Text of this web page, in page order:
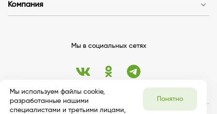
Компания
Мы в социальных сетях
Мы используем файлы cookie,
разработанные нашими
специалистами и третьими лицами,
Понятно